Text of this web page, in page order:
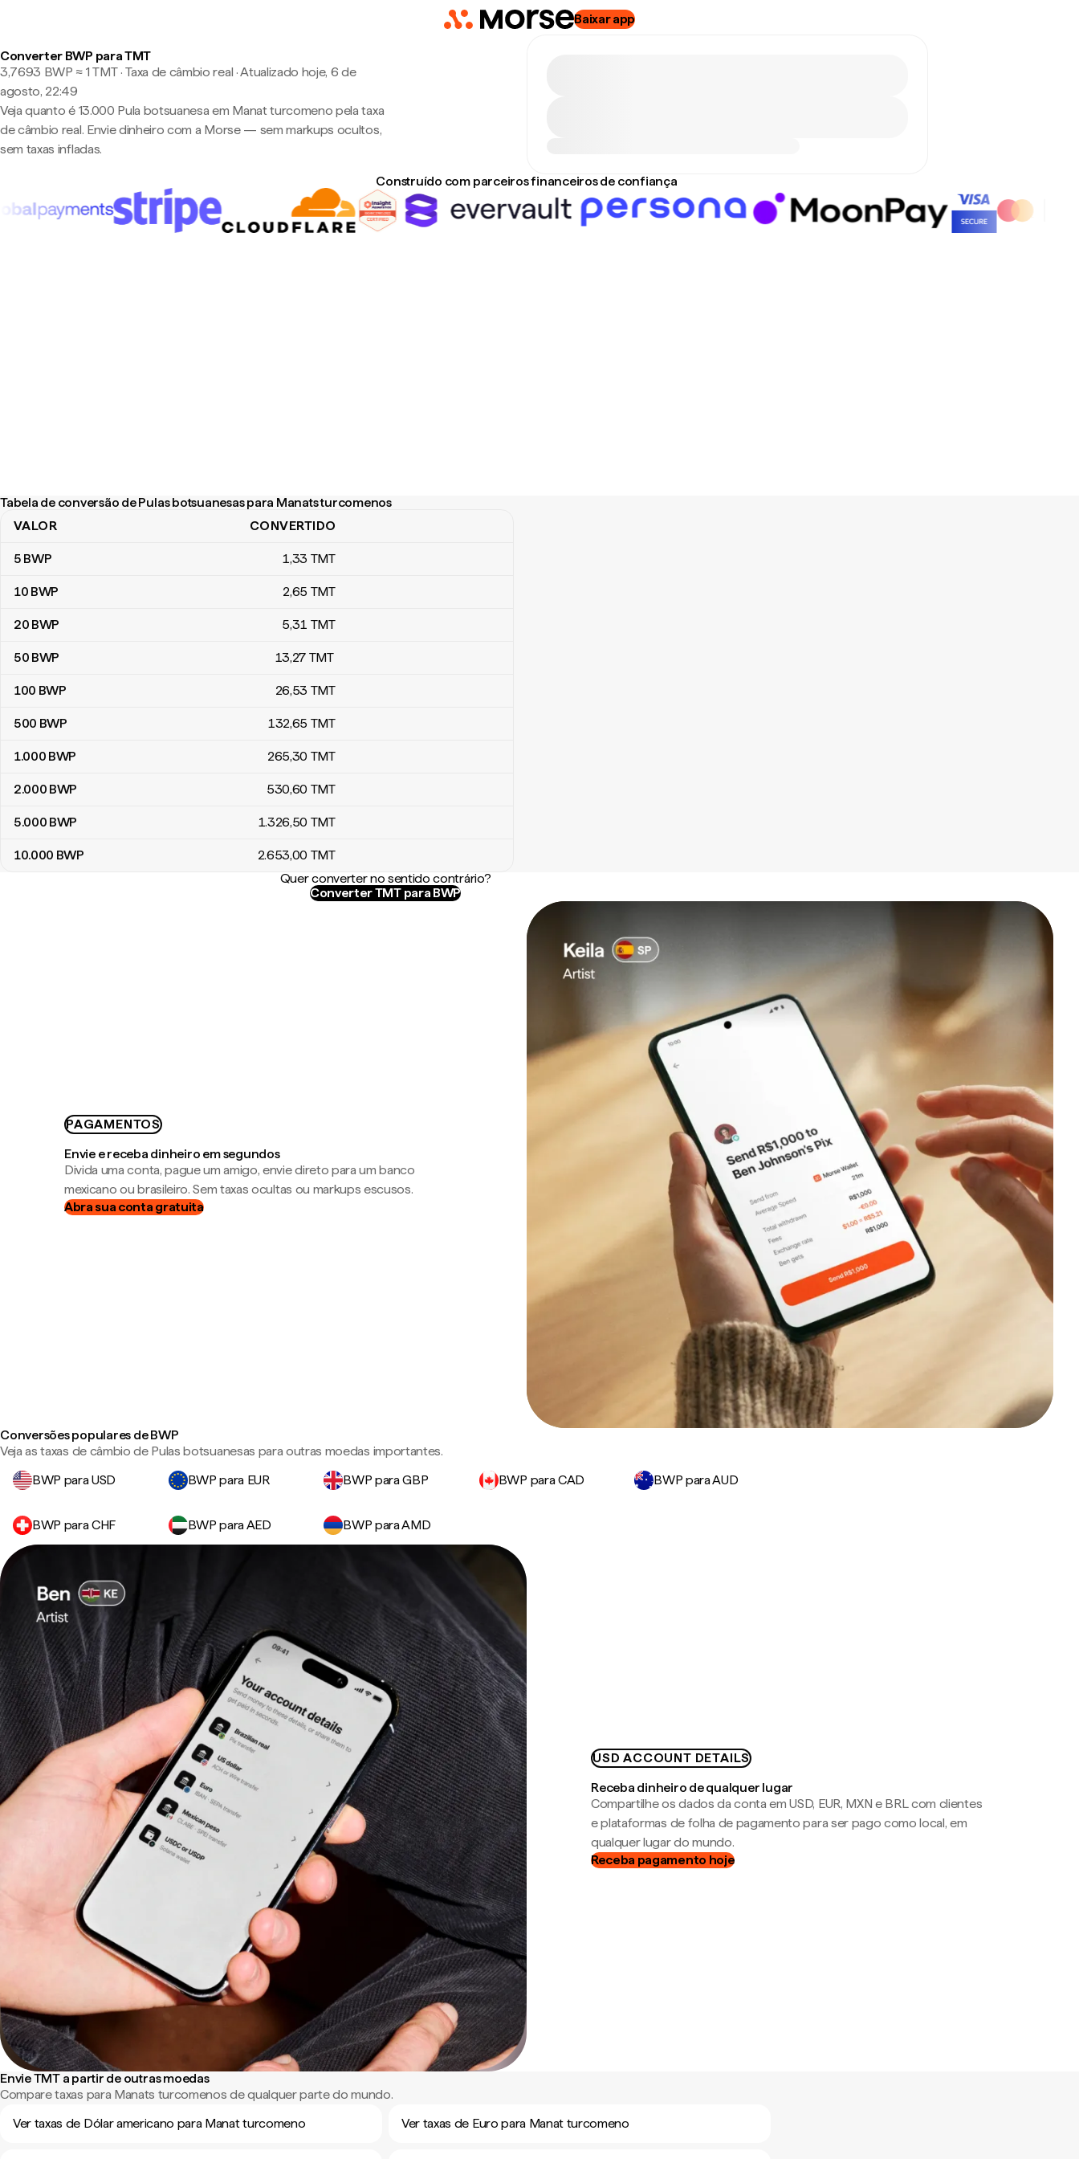
Baixar app
Converter BWP para TMT
3,7693 BWP ≈ 1 TMT · Taxa de câmbio real ·Atualizado hoje, 6 de
agosto, 22:49
Veja quanto é 13.000 Pula botsuanesa em Manat turcomeno pela taxa
de câmbio real. Envie dinheiro com a Morse — sem markups ocultos,
sem taxas infladas.
Construído com parceiros financeiros de confiança
Tabela de conversão de Pulas botsuanesas para Manats turcomenos
Tabela de conversão de Pulas botsuanesas para Manats turcomenos
VALOR CONVERTIDO
5 BWP 1,33 TMT
10 BWP 2,65 TMT
20 BWP 5,31 TMT
50 BWP 13,27 TMT
100 BWP 26,53 TMT
500 BWP 132,65 TMT
1.000 BWP 265,30 TMT
2.000 BWP 530,60 TMT
5.000 BWP 1.326,50 TMT
10.000 BWP 2.653,00 TMT
Quer converter no sentido contrário?
Converter TMT para BWP
PAGAMENTOS
Envie e receba dinheiro em segundos
Divida uma conta, pague um amigo, envie direto para um banco
mexicano ou brasileiro. Sem taxas ocultas ou markups escusos.
Abra sua conta gratuita
Conversões populares de BWP
Veja as taxas de câmbio de Pulas botsuanesas para outras moedas importantes.
BWP para USD
BWP para EUR BWP para GBP BWP para CAD BWP para AUD
BWP para CHF BWP para AED BWP para AMD
USD ACCOUNT DETAILS
Receba dinheiro de qualquer lugar
Compartilhe os dados da conta em USD, EUR, MXN e BRL com clientes
e plataformas de folha de pagamento para ser pago como local, em
qualquer lugar do mundo.
Receba pagamento hoje
Envie TMT a partir de outras moedas
Compare taxas para Manats turcomenos de qualquer parte do mundo.
Ver taxas de Dólar americano para Manat turcomeno
Ver taxas de Euro para Manat turcomeno